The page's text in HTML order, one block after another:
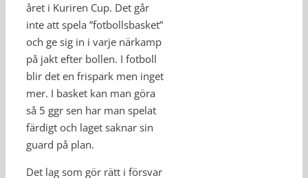
året i Kuriren Cup. Det går
inte att spela ”fotbollsbasket”
och ge sig in i varje närkamp
på jakt efter bollen. I fotboll
blir det en frispark men inget
mer. I basket kan man göra
så 5 ggr sen har man spelat
färdigt och laget saknar sin
guard på plan.
Det lag som gör rätt i försvar